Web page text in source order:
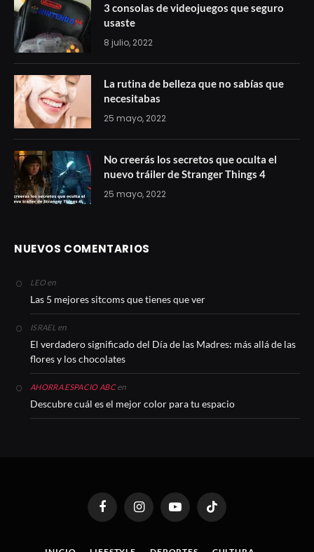
3 consolas de videojuegos que seguro
usaste
8 julio, 2022
La rutina de belleza que no sabías que
necesitabas
25 mayo, 2022
No creerás los secretos que oculta el
nuevo tráiler de Stranger Things 4
25 mayo, 2022
NUEVOS COMENTARIOS
LEOen
Las 5 mejores sitcoms que tienes que ver
ISRAEL en
El verdadero significado del Día de las Madres: más allá de las
flores y los chocolates
AHORRA ESPACIO ABCen
Descubre cuál es el mejor color para tu espacio
FacebookInstagramYouTubeTikTok